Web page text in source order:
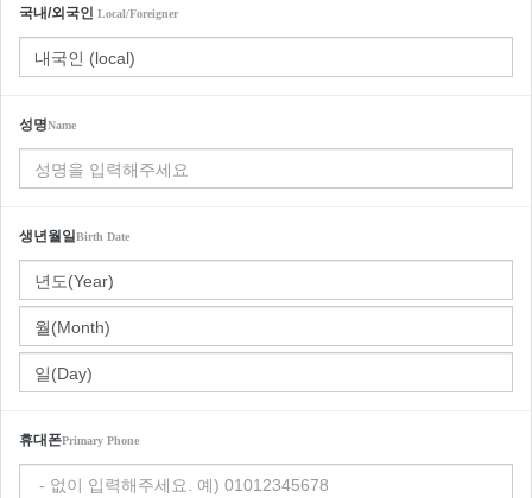
국내/외국인 Local/Foreigner
성명Name
생년월일 Birth Date
휴대폰 Primary Phone